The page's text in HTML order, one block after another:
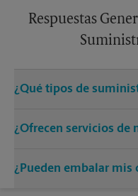
Respuestas
¿Qué tipos de
embalaje seguro cuando
suministros disponibles
¿Ofrecen servicios de
gusto le ayudaremos a
¿Pueden embalar mis